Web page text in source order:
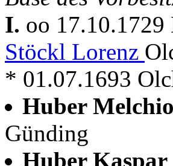
I. oo 17.10.1729
Stöckl Lorenz
* 01.07.1693
Huber
Günding
Huber Kaspar